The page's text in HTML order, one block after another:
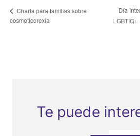
Charla para familias sobre
cosmeticorexia
Día
LGBTIQ+
Te puede